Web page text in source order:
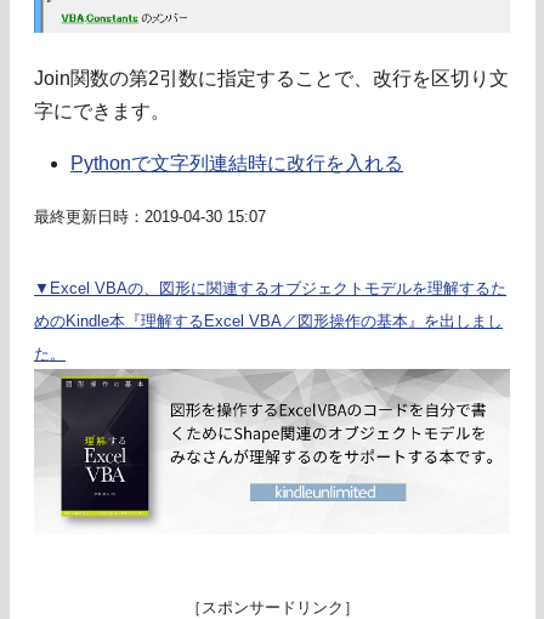
Join関数の第2引数に指定することで、改行を区切り文
字にできます。
Pythonで文字列連結時に改行を入れる
最終更新日時：2019-04-30 15:07
▼Excel VBAの、図形に関連するオブジェクトモデルを理解するた
めのKindle本『理解するExcel VBA／図形操作の基本』を出しまし
た。
［スポンサードリンク］